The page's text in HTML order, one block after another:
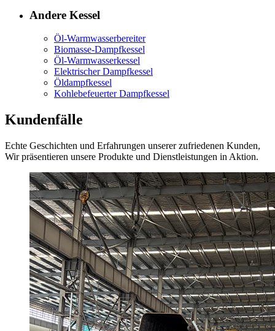
Andere Kessel
Öl-Warmwasserbereiter
Biomasse-Dampfkessel
Öl-Warmwasserkessel
Elektrischer Dampfkessel
Öldampfkessel
Kohlebefeuerter Dampfkessel
Kundenfälle
Echte Geschichten und Erfahrungen unserer zufriedenen Kunden,
Wir präsentieren unsere Produkte und Dienstleistungen in Aktion.